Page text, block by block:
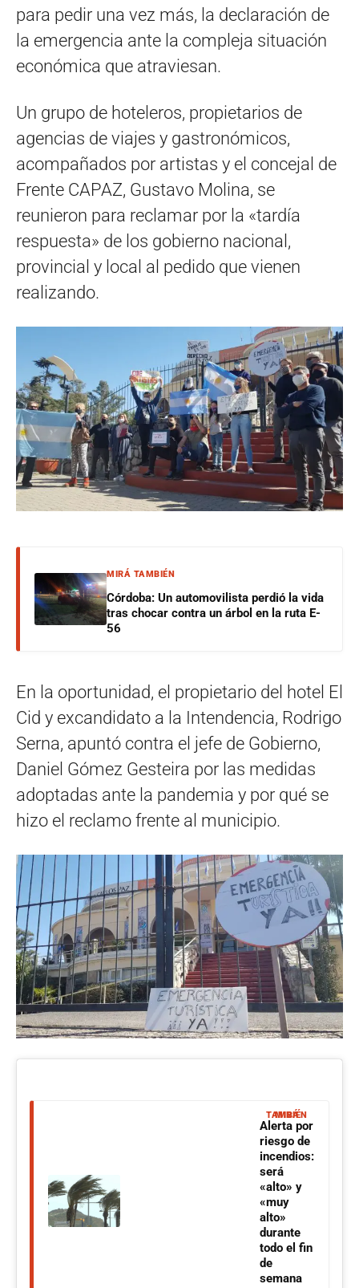
para pedir una vez más, la declaración de
la emergencia ante la compleja situación
económica que atraviesan.
Un grupo de hoteleros, propietarios de
agencias de viajes y gastronómicos,
acompañados por artistas y el concejal de
Frente CAPAZ, Gustavo Molina, se
reunieron para reclamar por la «tardía
respuesta» de los gobierno nacional,
provincial y local al pedido que vienen
realizando.
MIRÁ TAMBIÉN
Córdoba: Un automovilista perdió la vida
tras chocar contra un árbol en la ruta E-
56
En la oportunidad, el propietario del hotel El
Cid y excandidato a la Intendencia, Rodrigo
Serna, apuntó contra el jefe de Gobierno,
Daniel Gómez Gesteira por las medidas
adoptadas ante la pandemia y por qué se
hizo el reclamo frente al municipio.
MIRÁ TAMBIÉN
Alerta por
riesgo de
incendios:
será
«alto» y
«muy
alto»
durante
todo el fin
de
semana